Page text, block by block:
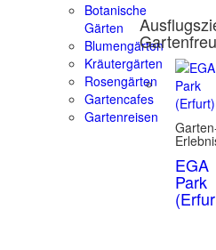
Botanische
Gärten
Blumengärten
Kräutergärten
Rosengärten
Gartencafes
Gartenreisen
EGA
Park